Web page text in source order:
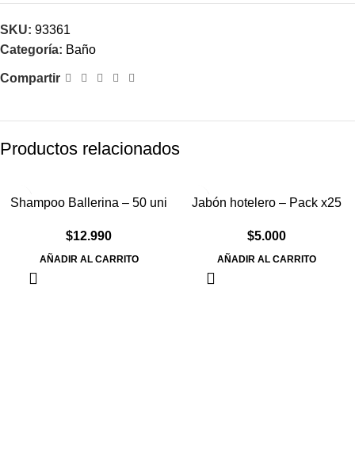
SKU: 93361
Categoría: Baño
Compartir
Productos relacionados
Shampoo Ballerina – 50 uni
$12.990
AÑADIR AL CARRITO
Jabón hotelero – Pack x25
$5.000
AÑADIR AL CARRITO